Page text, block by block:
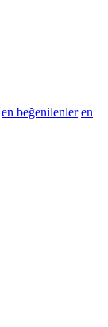
en beğenilenler en